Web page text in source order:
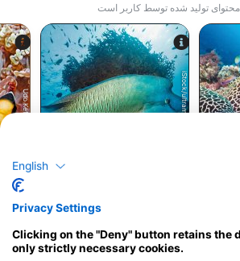
تولید شده توسط کاربر است
iStock/ultramarinfoto
مشاهدات
Udo Kefrig
English
Privacy Settings
Clicking on the "Deny" button retains the
only strictly necessary cookies.